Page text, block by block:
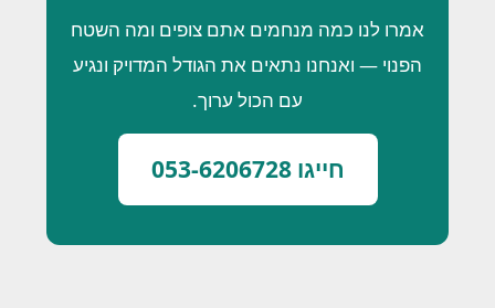
אמרו לנו כמה מנחמים אתם צופים ומה השטח
הפנוי — ואנחנו נתאים את הגודל המדויק ונגיע
עם הכול ערוך.
חייגו 053-6206728